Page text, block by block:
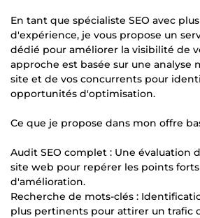
En tant que spécialiste SEO avec
d'expérience, je vous propose un
dédié pour améliorer la visibilité de
approche est basée sur une analyse
site et de vos concurrents pour
opportunités d'optimisation.
Ce que je propose dans mon offre
Audit SEO complet : Une évaluation
site web pour repérer les points forts
d'amélioration.
Recherche de mots-clés :
plus pertinents pour attirer un trafic